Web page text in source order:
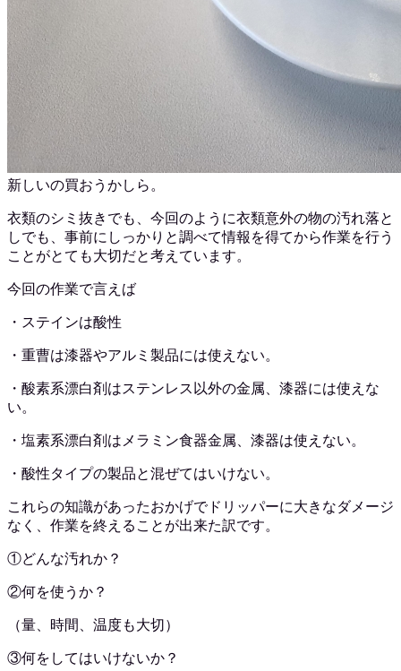
新しいの買おうかしら。
衣類のシミ抜きでも、今回のように衣類意外の物の汚れ落と
しでも、事前にしっかりと調べて情報を得てから作業を行う
ことがとても大切だと考えています。
今回の作業で言えば
・ステインは酸性
・重曹は漆器やアルミ製品には使えない。
・酸素系漂白剤はステンレス以外の金属、漆器には使えな
い。
・塩素系漂白剤はメラミン食器金属、漆器は使えない。
・酸性タイプの製品と混ぜてはいけない。
これらの知識があったおかげでドリッパーに大きなダメージ
なく、作業を終えることが出来た訳です。
①どんな汚れか？
②何を使うか？
（量、時間、温度も大切）
③何をしてはいけないか？